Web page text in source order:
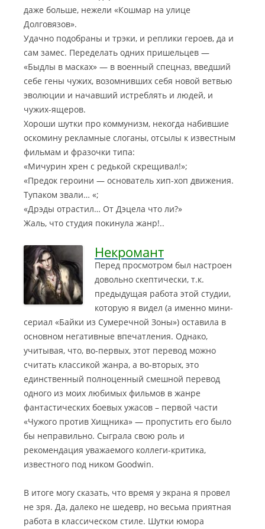
даже больше, нежели «Кошмар на улице
Долговязов».
Удачно подобраны и трэки, и реплики героев, да и
сам замес. Переделать одних пришельцев —
«Быдлы в масках» — в военный спецназ, введший
себе гены чужих, возомнивших себя новой ветвью
эволюции и начавший истреблять и людей, и
чужих-ящеров.
Хороши шутки про коммунизм, некогда набившие
оскомину рекламные слоганы, отсылы к известным
фильмам и фразочки типа:
«Мичурин хрен с редькой скрещивал!»;
«Предок героини — основатель хип-хоп движения.
Тупаком звали… «;
«Дрэды отрастил… От Дэцела что ли?»
Жаль, что студия покинула жанр!..
Некромант
Перед просмотром был настроен
довольно скептически, т.к.
предыдущая работа этой студии,
которую я видел (а именно мини-
сериал «Байки из Сумеречной Зоны») оставила в
основном негативные впечатления. Однако,
учитывая, что, во-первых, этот перевод можно
считать классикой жанра, а во-вторых, это
единственный полноценный смешной перевод
одного из моих любимых фильмов в жанре
фантастических боевых ужасов – первой части
«Чужого против Хищника» — пропустить его было
бы неправильно. Сыграла свою роль и
рекомендация уважаемого коллеги-критика,
известного под ником Goodwin.
В итоге могу сказать, что время у экрана я провел
не зря. Да, далеко не шедевр, но весьма приятная
работа в классическом стиле. Шутки юмора